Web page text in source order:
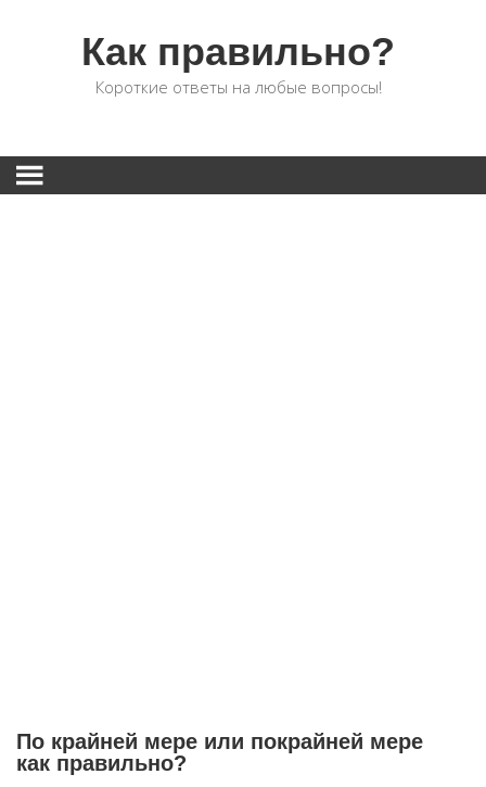
Как правильно?
Короткие ответы на любые вопросы!
По крайней мере или покрайней мере
как правильно?